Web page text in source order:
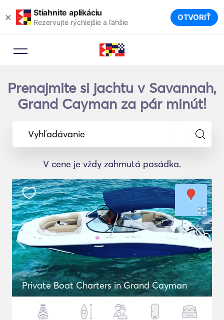
× Stiahnite aplikáciu
Rezervujte rýchlejšie a ľahšie OTVORIŤ
Prenajmite si jachtu v Savannah,
Grand Cayman za pár minút!
Vyhľadávanie
V cene je vždy zahrnutá posádka.
Private Boat Charters in Grand Cayman